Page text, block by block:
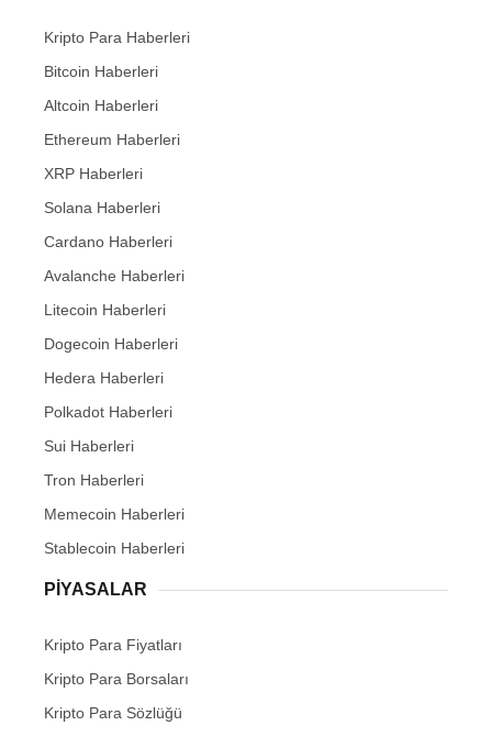
Kripto Para Haberleri
Bitcoin Haberleri
Altcoin Haberleri
Ethereum Haberleri
XRP Haberleri
Solana Haberleri
Cardano Haberleri
Avalanche Haberleri
Litecoin Haberleri
Dogecoin Haberleri
Hedera Haberleri
Polkadot Haberleri
Sui Haberleri
Tron Haberleri
Memecoin Haberleri
Stablecoin Haberleri
PIYASALAR
Kripto Para Fiyatları
Kripto Para Borsaları
Kripto Para Sözlüğü